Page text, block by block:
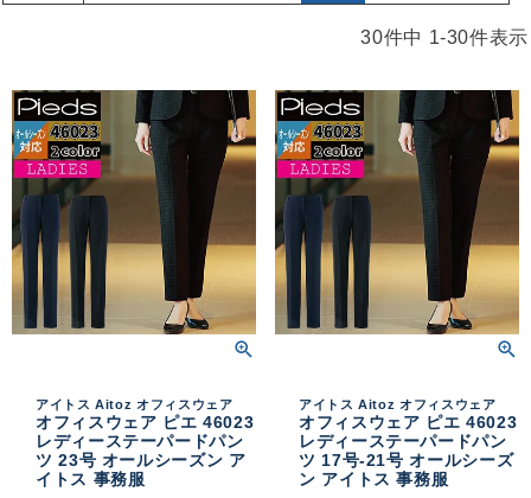
おすすめコンテンツ
30件中 1-30件表示
アイトス Aitoz オフィスウェア
オフィスウェア ピエ 46023
レディーステーパードパン
ツ 23号 オールシーズン ア
イトス 事務服
アイトス Aitoz オフィスウェア
オフィスウェア ピエ 46023
レディーステーパードパン
ツ 17号-21号 オールシーズ
ン アイトス 事務服